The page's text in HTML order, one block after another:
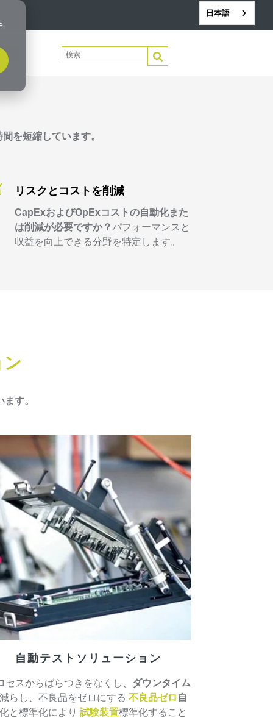
日本語
先 これは、自動補完機能が付いた検索フィールド
を短縮しています。
リスクとコストを削減
CapExおよびOpExコストの自動化また
は削減が必要ですか？パフォーマンスと
収益を向上できる分野を特定します。
ます。
自動テストソリューション
セスからばらつきをなくし、
ダウンタイム
減らし、不良品をゼロにする不良品ゼロ 自
化と標準化により試験装置標準化すること